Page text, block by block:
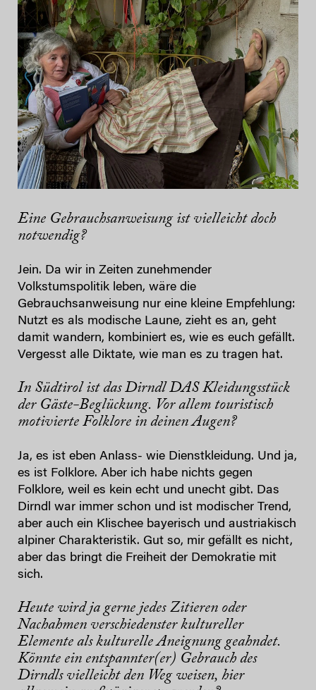
Eine Gebrauchsanweisung ist vielleicht doch
notwendig?
Jein. Da wir in Zeiten zunehmender
Volkstumspolitik leben, wäre die
Gebrauchsanweisung nur eine kleine Empfehlung:
Nutzt es als modische Laune, zieht es an, geht
damit wandern, kombiniert es, wie es euch gefällt.
Vergesst alle Diktate, wie man es zu tragen hat.
In Südtirol ist das Dirndl DAS Kleidungsstück
der Gäste-Beglückung. Vor allem touristisch
motivierte Folklore in deinen Augen?
Ja, es ist eben Anlass- wie Dienstkleidung. Und ja,
es ist Folklore. Aber ich habe nichts gegen
Folklore, weil es kein echt und unecht gibt. Das
Dirndl war immer schon und ist modischer Trend,
aber auch ein Klischee bayerisch und austriakisch
alpiner Charakteristik. Gut so, mir gefällt es nicht,
aber das bringt die Freiheit der Demokratie mit
sich.
Heute wird ja gerne jedes Zitieren oder
Nachahmen verschiedenster kultureller
Elemente als kulturelle Aneignung geahndet.
Könnte ein entspannter(er) Gebrauch des
Dirndls vielleicht den Weg weisen, hier